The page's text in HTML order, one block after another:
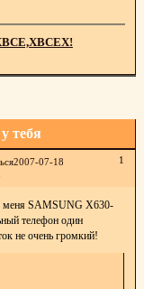
тебя
1
2007-07-18
меня SAMSUNG X630-
телефон один
не очень громкий!